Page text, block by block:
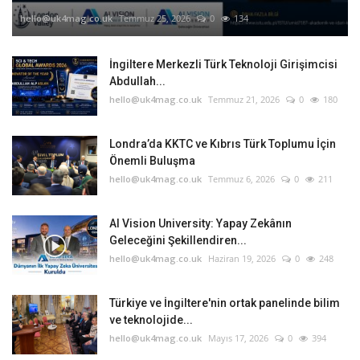
hello@uk4mag.co.uk Temmuz 25, 2026 0 134
İngiltere Merkezli Türk Teknoloji Girişimcisi
Abdullah...
hello@uk4mag.co.uk Temmuz 21, 2026 0 180
Londra’da KKTC ve Kıbrıs Türk Toplumu İçin
Önemli Buluşma
hello@uk4mag.co.uk Temmuz 6, 2026 0 211
AI Vision University: Yapay Zekânın
Geleceğini Şekillendiren...
hello@uk4mag.co.uk Haziran 19, 2026 0 248
Türkiye ve İngiltere'nin ortak panelinde bilim
ve teknolojide...
hello@uk4mag.co.uk Mayıs 17, 2026 0 394